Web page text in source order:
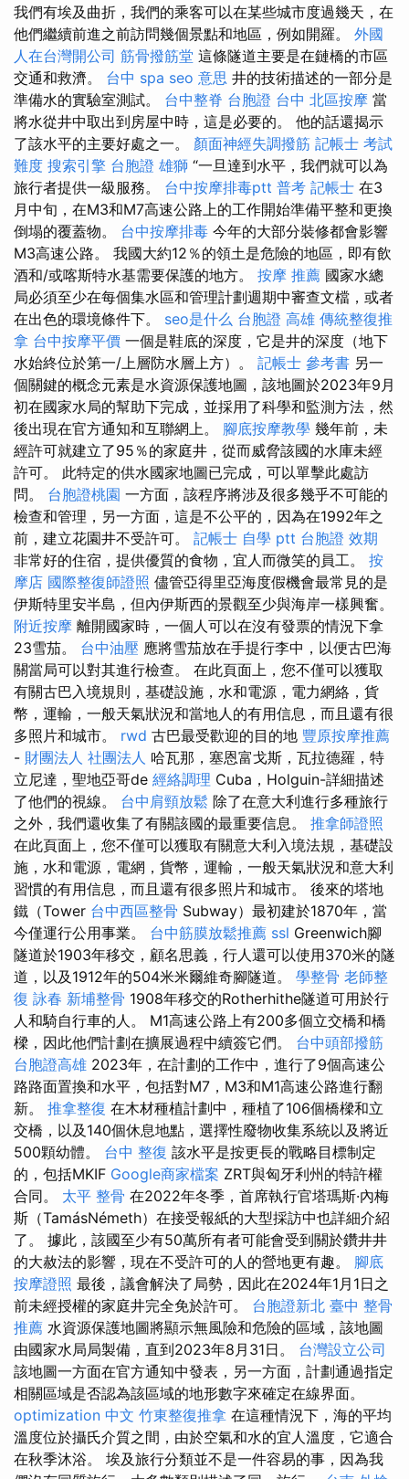
我們有埃及曲折，我們的乘客可以在某些城市度過幾天，在
他們繼續前進之前訪問幾個景點和地區，例如開羅。 外國
人在台灣開公司 筋骨撥筋堂 這條隧道主要是在鏈橋的市區
交通和救濟。 台中 spa seo 意思 井的技術描述的一部分是
準備水的實驗室測試。 台中整脊 台胞證 台中 北區按摩 當
將水從井中取出到房屋中時，這是必要的。 他的話還揭示
了該水平的主要好處之一。 顏面神經失調撥筋 記帳士 考試
難度 搜索引擎 台胞證 雄獅 “一旦達到水平，我們就可以為
旅行者提供一級服務。 台中按摩排毒ptt 普考 記帳士 在3
月中旬，在M3和M7高速公路上的工作開始準備平整和更換
倒塌的覆蓋物。 台中按摩排毒 今年的大部分裝修都會影響
M3高速公路。 我國大約12％的領土是危險的地區，即有飲
酒和/或喀斯特水基需要保護的地方。 按摩 推薦 國家水總
局必須至少在每個集水區和管理計劃週期中審查文檔，或者
在出色的環境條件下。 seo是什么 台胞證 高雄 傳統整復推
拿 台中按摩平價 一個是鞋底的深度，它是井的深度（地下
水始終位於第一/上層防水層上方）。 記帳士 參考書 另一
個關鍵的概念元素是水資源保護地圖，該地圖於2023年9月
初在國家水局的幫助下完成，並採用了科學和監測方法，然
後出現在官方通知和互聯網上。 腳底按摩教學 幾年前，未
經許可就建立了95％的家庭井，從而威脅該國的水庫未經
許可。 此特定的供水國家地圖已完成，可以單擊此處訪
問。 台胞證桃園 一方面，該程序將涉及很多幾乎不可能的
檢查和管理，另一方面，這是不公平的，因為在1992年之
前，建立花園井不受許可。 記帳士 自學 ptt 台胞證 效期
非常好的住宿，提供優質的食物，宜人而微笑的員工。 按
摩店 國際整復師證照 儘管亞得里亞海度假機會最常見的是
伊斯特里安半島，但內伊斯西的景觀至少與海岸一樣興奮。
附近按摩 離開國家時，一個人可以在沒有發票的情況下拿
23雪茄。 台中油壓 應將雪茄放在手提行李中，以便古巴海
關當局可以對其進行檢查。 在此頁面上，您不僅可以獲取
有關古巴入境規則，基礎設施，水和電源，電力網絡，貨
幣，運輸，一般天氣狀況和當地人的有用信息，而且還有很
多照片和城市。 rwd 古巴最受歡迎的目的地 豐原按摩推薦
- 財團法人 社團法人 哈瓦那，塞恩富戈斯，瓦拉德羅，特
立尼達，聖地亞哥de 經絡調理 Cuba，Holguin-詳細描述
了他們的視線。 台中肩頸放鬆 除了在意大利進行多種旅行
之外，我們還收集了有關該國的最重要信息。 推拿師證照
在此頁面上，您不僅可以獲取有關意大利入境法規，基礎設
施，水和電源，電網，貨幣，運輸，一般天氣狀況和意大利
習慣的有用信息，而且還有很多照片和城市。 後來的塔地
鐵（Tower 台中西區整骨 Subway）最初建於1870年，當
今僅運行公用事業。 台中筋膜放鬆推薦 ssl Greenwich腳
隧道於1903年移交，顧名思義，行人還可以使用370米的隧
道，以及1912年的504米米爾維奇腳隧道。 學整骨 老師整
復 詠春 新埔整骨 1908年移交的Rotherhithe隧道可用於行
人和騎自行車的人。 M1高速公路上有200多個立交橋和橋
樑，因此他們計劃在擴展過程中續簽它們。 台中頭部撥筋
台胞證高雄 2023年，在計劃的工作中，進行了9個高速公
路路面置換和水平，包括對M7，M3和M1高速公路進行翻
新。 推拿整復 在木材種植計劃中，種植了106個橋樑和立
交橋，以及140個休息地點，選擇性廢物收集系統以及將近
500顆幼體。 台中 整復 該水平是按更長的戰略目標制定
的，包括MKIF Google商家檔案 ZRT與匈牙利州的特許權
合同。 太平 整骨 在2022年冬季，首席執行官塔瑪斯·內梅
斯（TamásNémeth）在接受報紙的大型採訪中也詳細介紹
了。 據此，該國至少有50萬所有者可能會受到關於鑽井井
的大赦法的影響，現在不受許可的人的營地更有趣。 腳底
按摩證照 最後，議會解決了局勢，因此在2024年1月1日之
前未經授權的家庭井完全免於許可。 台胞證新北 臺中 整骨
推薦 水資源保護地圖將顯示無風險和危險的區域，該地圖
由國家水局局製備，直到2023年8月31日。 台灣設立公司
該地圖一方面在官方通知中發表，另一方面，計劃通過指定
相關區域是否認為該區域的地形數字來確定在線界面。
optimization 中文 竹東整復推拿 在這種情況下，海的平均
溫度位於攝氏介質之間，由於空氣和水的宜人溫度，它適合
在秋季沐浴。 埃及旅行分類並不是一件容易的事，因為我